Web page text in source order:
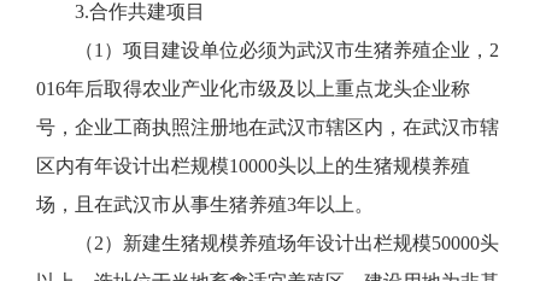
3.合作共建项目
（1）项目建设单位必须为武汉市生猪养殖企业，2
016年后取得农业产业化市级及以上重点龙头企业称
号，企业工商执照注册地在武汉市辖区内，在武汉市辖
区内有年设计出栏规模10000头以上的生猪规模养殖
场，且在武汉市从事生猪养殖3年以上。
（2）新建生猪规模养殖场年设计出栏规模50000头